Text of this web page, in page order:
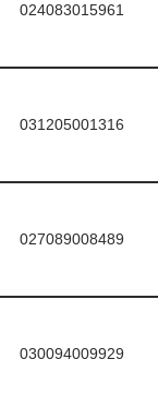
024083015961
031205001316
027089008489
030094009929